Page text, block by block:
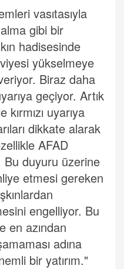
vasıtasıyla
gibi bir
hadisesinde
yükselmeye
Biraz daha
geçiyor. Artık
uyarıya
dikkate alarak
AFAD
duyuru üzerine
etmesi gereken
engelliyor. Bu
en azından
adına
bir yatırım."